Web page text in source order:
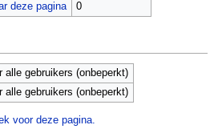
deze pagina
0
alle gebruikers (onbeperkt)
alle gebruikers (onbeperkt)
voor deze pagina.